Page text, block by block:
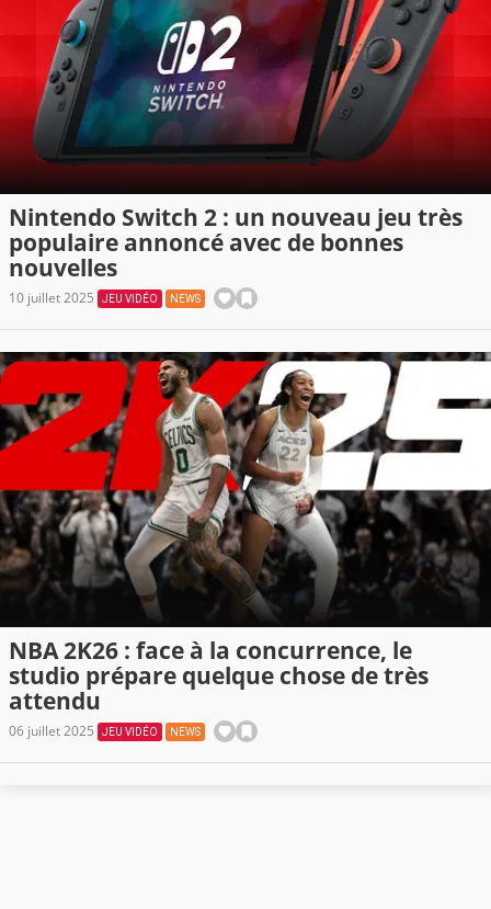
Nintendo Switch 2 : un nouveau jeu très
populaire annoncé avec de bonnes
nouvelles
10 juillet 2025 JEU VIDÉO NEWS
NBA 2K26 : face à la concurrence, le
studio prépare quelque chose de très
attendu
06 juillet 2025 JEU VIDÉO NEWS